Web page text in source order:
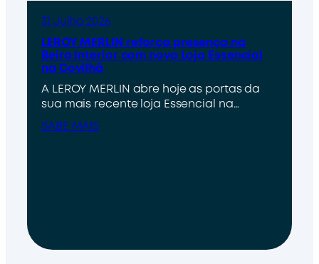
31 Julho 2026
LEROY MERLIN reforça presença na
Beira Interior com nova Loja Essencial
na Covilhã
A LEROY MERLIN abre hoje as portas da
sua mais recente loja Essencial na…
SABE MAIS